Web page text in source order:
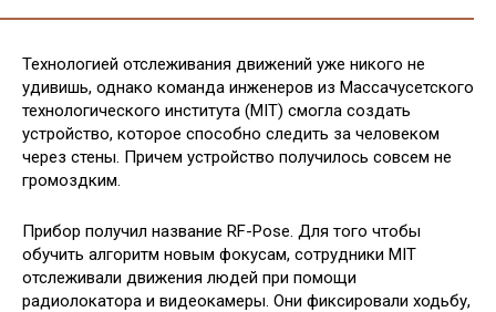
Технологией отслеживания движений уже никого не
удивишь, однако команда инженеров из Массачусетского
технологического института (MIT) смогла создать
устройство, которое способно следить за человеком
через стены. Причем устройство получилось совсем не
громоздким.
Прибор получил название RF-Pose. Для того чтобы
обучить алгоритм новым фокусам, сотрудники MIT
отслеживали движения людей при помощи
радиолокатора и видеокамеры. Они фиксировали ходьбу,